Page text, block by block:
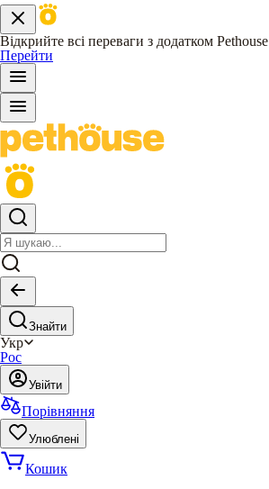
Відкрийте всі переваги з додатком Pethouse
Перейти
Знайти
Укр
Рос
Увійти
Порівняння
Улюблені
Кошик